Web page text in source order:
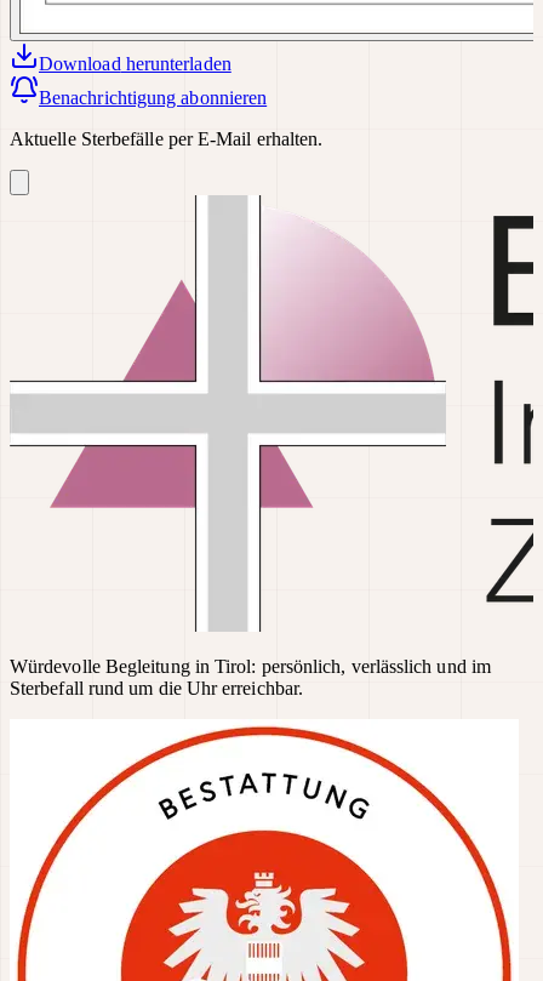
Download herunterladen
Benachrichtigung abonnieren
Aktuelle Sterbefälle per E-Mail erhalten.
Würdevolle Begleitung in Tirol: persönlich, verlässlich und im
Sterbefall rund um die Uhr erreichbar.